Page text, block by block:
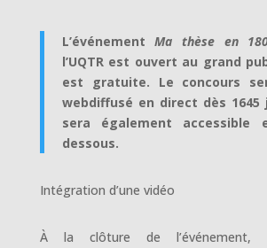
L’événementMa thèse en
l’UQTR est ouvert au grand
est gratuite. Le concours
webdiffusé en direct dès 1645
sera également accessible
dessous.
Intégration d’une vidéo
À la clôture de l’événement,